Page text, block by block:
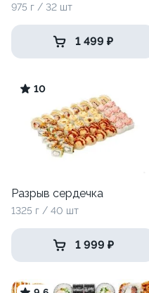
975 г / 32 шт
1 499 ₽
10
Разрыв сердечка
1325 г / 40 шт
1 999 ₽